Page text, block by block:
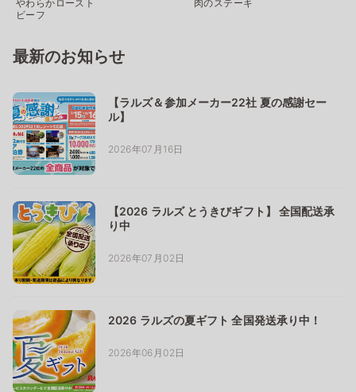
やわらかロースト
ビーフ
肉のステーキ
最新のお知らせ
【ラルズ＆参加メーカー22社 夏の感謝セー
ル】
2026年07月16日
【2026 ラルズ とうきびギフト】 全国配送承
り中
2026年07月02日
2026 ラルズの夏ギフト 全国発送承り中！
2026年06月02日